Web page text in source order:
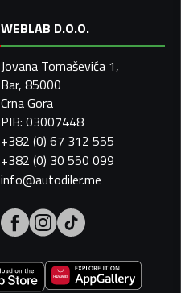
WEBLAB D.O.O.
Jovana Tomaševića 1,
Bar, 85000
Crna Gora
PIB: 03007448
+382 (0) 67 312 555
+382 (0) 30 550 099
info@autodiler.me